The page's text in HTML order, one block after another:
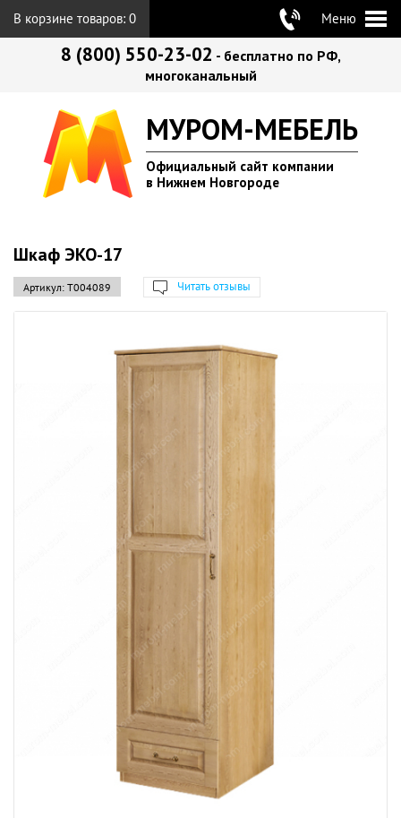
В корзине товаров: 0 Меню
8 (800) 550-23-02 - бесплатно по РФ,
многоканальный
МУРОМ-МЕБЕЛЬ
Официальный сайт компании
в Нижнем Новгороде
Шкаф ЭКО-17
Артикул: Т004089 Читать отзывы